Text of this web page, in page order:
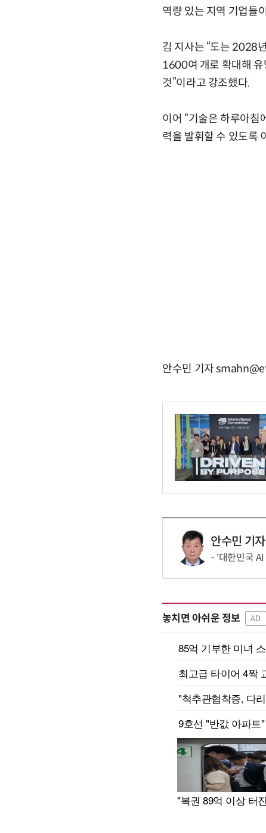
역량 있는 지역 기업들
김 지사는 “도는 2028
1600여 개로 확대해
것”이라고 강조했다.
이어 “기술은 하루아침
력을 발휘할 수 있도록
안수민 기자
안수민 기자
'대한민국
놓치면 아쉬운 정보 AD